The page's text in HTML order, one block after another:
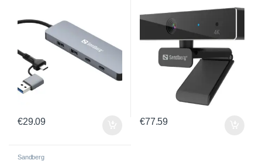
€29.09 €77.59
Sandberg